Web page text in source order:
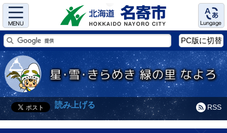
Menu Language
PC版に切替
RSS
読み上げる